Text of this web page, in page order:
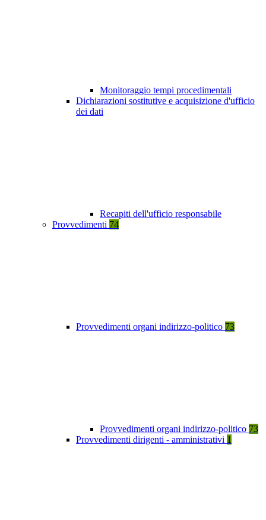
Monitoraggio tempi procedimentali
Dichiarazioni sostitutive e acquisizione d'ufficio
dei dati
Recapiti dell'ufficio responsabile
Provvedimenti 74
Provvedimenti organi indirizzo-politico 73
Provvedimenti organi indirizzo-politico 73
Provvedimenti dirigenti - amministrativi 1